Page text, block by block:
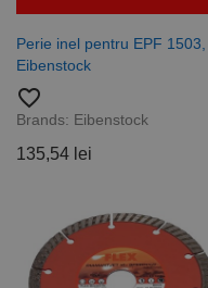
Perie inel pentru EPF 1503,
Eibenstock
favorite_border
Brands: Eibenstock
135,54 lei